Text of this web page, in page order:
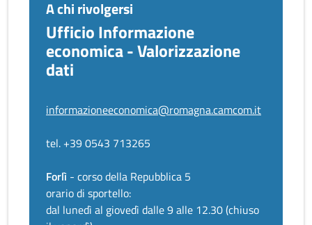
A chi rivolgersi
Ufficio Informazione
economica - Valorizzazione
dati
informazioneeconomica@romagna.camcom.it
tel. +39 0543 713265
Forlì - corso della Repubblica 5
orario di sportello:
dal lunedì al giovedì dalle 9 alle 12.30 (chiuso